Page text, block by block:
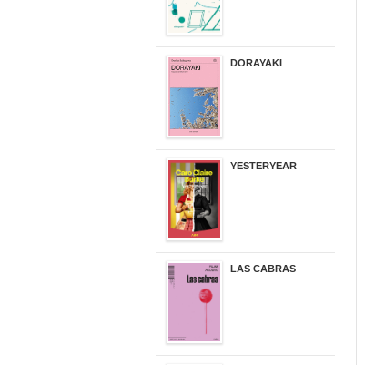
DORAYAKI
YESTERYEAR
LAS CABRAS